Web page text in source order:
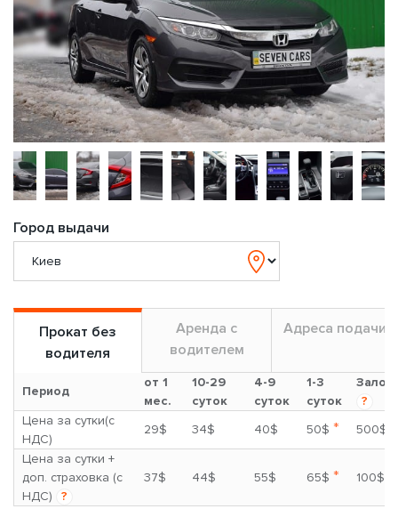
Город выдачи
Прокат без
водителя
Аренда с
водителем
Адреса подачи
Период
от 1
мес.
10-29
суток
4-9
суток
1-3
суток
Залог
?
Цена за сутки(с
НДС)
29$ 34$ 40$ 50$ *
500$
Цена за сутки +
доп. страховка (с
НДС)
?
37$ 44$ 55$ 65$ * 100$